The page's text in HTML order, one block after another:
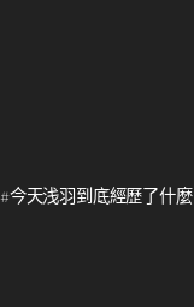
天浅羽到底經歷了什麼